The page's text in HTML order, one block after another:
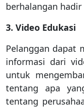
berhalangan
3. Video Edukasi
Pelanggan dapat
informasi dari
untuk
tentang apa
tentang